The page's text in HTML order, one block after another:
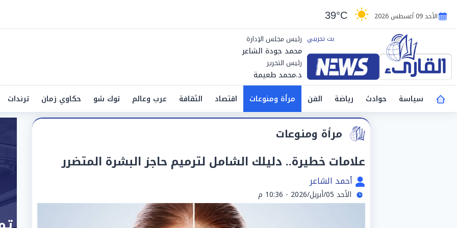
الأحد 09 أغسطس 2026 39°C
رئيس مجلس الإدارة
محمد جودة الشاعر
رئيس التحرير
د.محمد طعيمة
سياسة
حوادث رياضة الفن مرأة ومنوعات اقتصاد الثقافة عرب وعالم توك شو حكاوي زمان ترندات
مرأة ومنوعات
علامات خطيرة.. دليلك الشامل لترميم حاجز البشرة المتضرر
أحمد الشاعر
الأحد 05/أبريل/2026 - 10:36 م